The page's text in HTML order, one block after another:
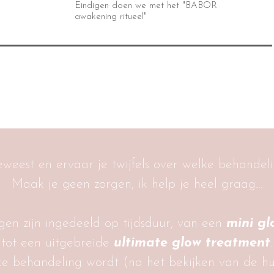
Eindigen doen we met het "BABOR
awakening ritueel"
en ervaar je twijfels over welke
Maak je geen zorgen, ik help je heel graag...
zijn ingedeeld op tijdsduur, van een mini
tot een uitgebreide ultimate glow treatment.
behandeling wordt (na het bekijken van de